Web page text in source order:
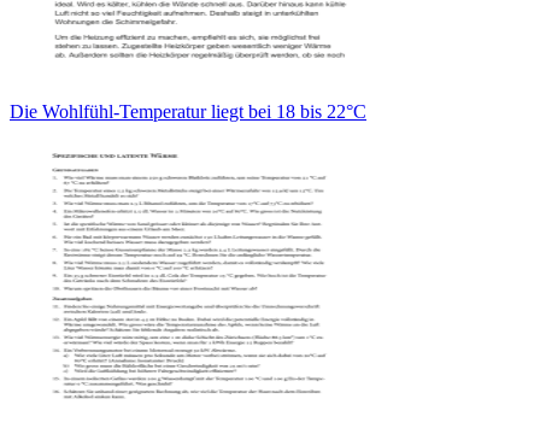
Die Wohlfühl-Temperatur liegt bei 18 bis 22°C